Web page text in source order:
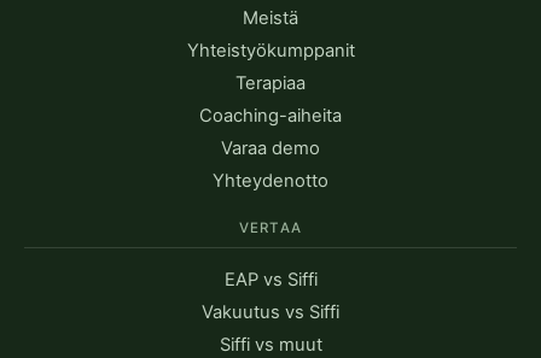
Meistä
Yhteistyökumppanit
Terapiaa
Coaching-aiheita
Varaa demo
Yhteydenotto
VERTAA
EAP vs Siffi
Vakuutus vs Siffi
Siffi vs muut